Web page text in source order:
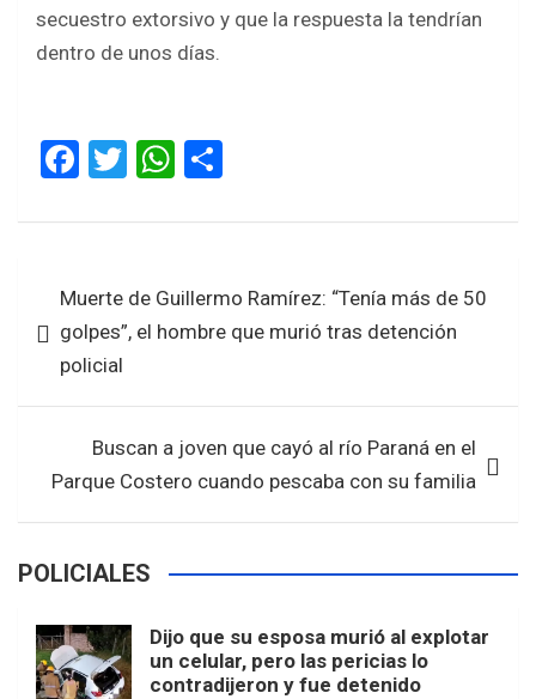
secuestro extorsivo y que la respuesta la tendrían
dentro de unos días.
F
ce
o
o
T
tt
W
at
A
p
ar
entradas
Muerte de Guillermo Ramírez: “Tenía más de 50
golpes”, el hombre que murió tras detención
policial
Buscan a joven que cayó al río Paraná en el
Parque Costero cuando pescaba con su familia
POLICIALES
Dijo que su esposa murió al explotar
un celular, pero las pericias lo
contradijeron y fue detenido